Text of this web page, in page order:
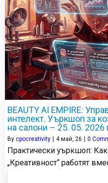
BEAUTY AI EMPIRE:
интелект. Уъркшоп за
на салони – 25. 05. 2026
By cpocreativity | 4 май, 26 | 0
Практически уъркшоп: Как
„Креативност“ работят